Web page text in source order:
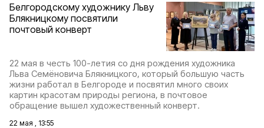
Белгородскому художнику Льву
Блякницкому посвятили
почтовый конверт
22 мая в честь 100-летия со дня рождения художника
Льва Семёновича Блякницкого, который большую часть
жизни работал в Белгороде и посвятил много своих
картин красотам природы региона, в почтовое
обращение вышел художественный конверт.
22 мая , 13:55